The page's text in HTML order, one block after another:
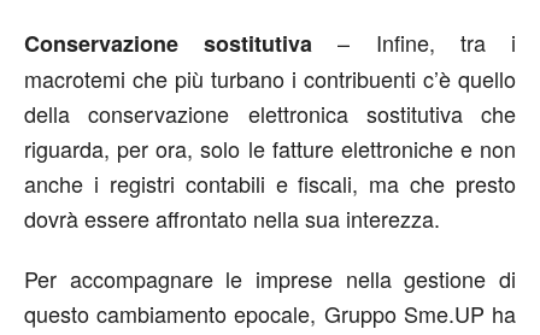
Conservazione sostitutiva – Infine, tra i
macrotemi che più turbano i contribuenti c’è quello
della conservazione elettronica sostitutiva che
riguarda, per ora, solo le fatture elettroniche e non
anche i registri contabili e fiscali, ma che presto
dovrà essere affrontato nella sua interezza.
Per accompagnare le imprese nella gestione di
questo cambiamento epocale, Gruppo Sme.UP ha